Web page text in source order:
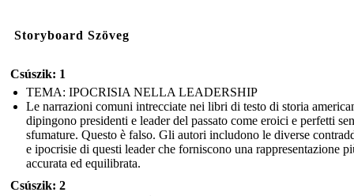
Storyboard Szöveg
Csúszik: 1
TEMA: IPOCRISIA NELLA LEADERSHIP
Le narrazioni comuni intrecciate nei libri di testo di storia
dipingono presidenti e leader del passato come eroici e perfetti
sfumature. Questo è falso. Gli autori includono le diverse
e ipocrisie di questi leader che forniscono una rappresentazione
accurata ed equilibrata.
Csúszik: 2